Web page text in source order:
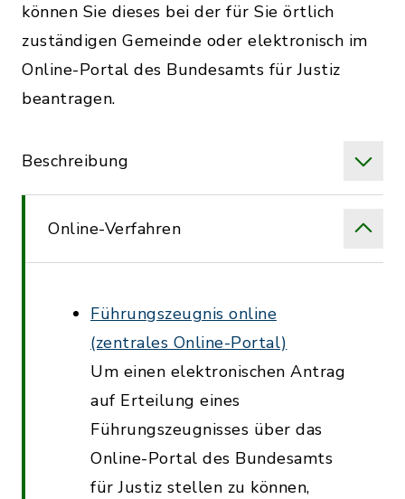
können Sie dieses bei der für Sie örtlich
zuständigen Gemeinde oder elektronisch im
Online-Portal des Bundesamts für Justiz
beantragen.
Beschreibung
Online-Verfahren
Führungszeugnis online
(zentrales Online-Portal)
Um einen elektronischen Antrag
auf Erteilung eines
Führungszeugnisses über das
Online-Portal des Bundesamts
für Justiz stellen zu können,